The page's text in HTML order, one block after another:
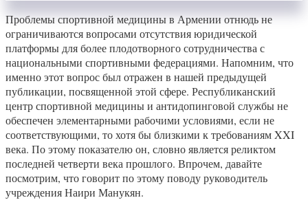
Проблемы спортивной медицины в Армении отнюдь не
ограничиваются вопросами отсутствия юридической
платформы для более плодотворного сотрудничества с
национальными спортивными федерациями. Напомним, что
именно этот вопрос был отражен в нашей предыдущей
публикации, посвященной этой сфере. Республиканский
центр спортивной медицины и антидопинговой службы не
обеспечен элементарными рабочими условиями, если не
соответствующими, то хотя бы близкими к требованиям XXI
века. По этому показателю он, словно является реликтом
последней четверти века прошлого. Впрочем, давайте
посмотрим, что говорит по этому поводу руководитель
учреждения Наири Манукян.